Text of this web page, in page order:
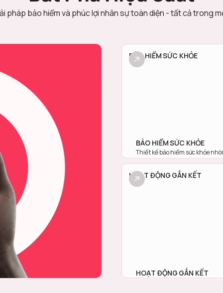
pháp bảo hiểm và phúc lợi nhân sự toàn diện - tất cả trong
BẢO HIỂM SỨC KHỎE
BẢO HIỂM SỨC KHỎE
Thiết kế bảo hiểm sức khỏe
hoạt theo ngân sách và nhu
bỏ thủ tục rườm rà, tối ưu hóa
doanh nghiệp.
HOẠT ĐỘNG GẮN KẾT
HOẠT ĐỘNG GẮN KẾT